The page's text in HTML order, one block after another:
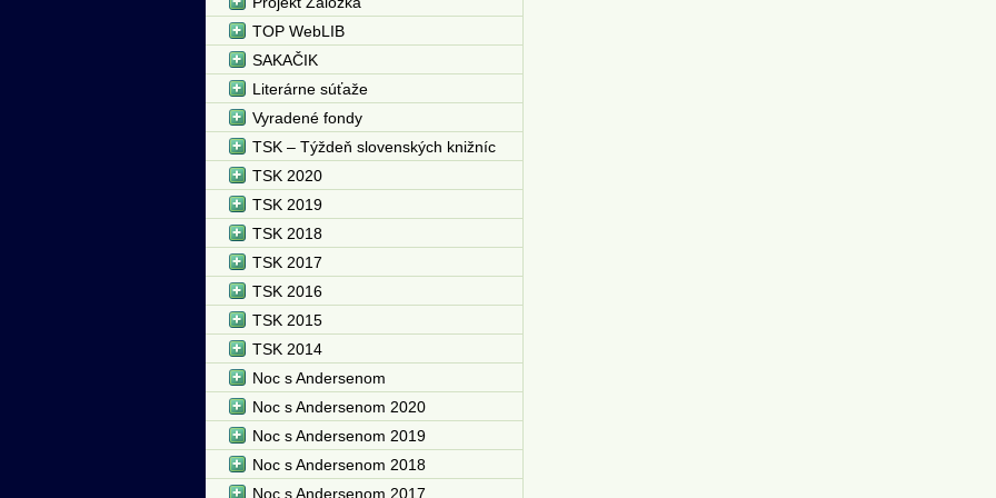
TOP WebLIB
SAKAČIK
Literárne súťaže
Vyradené fondy
TSK – Týždeň slovenských knižníc
TSK 2020
TSK 2019
TSK 2018
TSK 2017
TSK 2016
TSK 2015
TSK 2014
Noc s Andersenom
Noc s Andersenom 2020
Noc s Andersenom 2019
Noc s Andersenom 2018
Noc s Andersenom 2017